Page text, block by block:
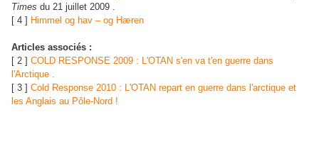
Times du 21 juillet 2009 .
[ 4 ] Himmel og hav – og Hæren
Articles associés :
[ 2 ] COLD RESPONSE 2009 : L'OTAN s'en va t'en guerre dans
l'Arctique .
[ 3 ] Cold Response 2010 : L'OTAN repart en guerre dans l'arctique et
les Anglais au Pôle-Nord !